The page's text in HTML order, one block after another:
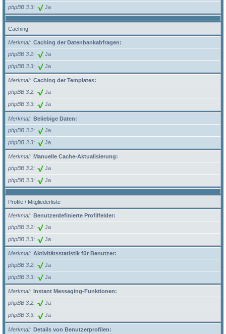
phpBB 3.3 Ja
Caching
Merkmal
Caching der Datenbankabfragen:
phpBB 3.2
Ja
phpBB 3.3 Ja
Merkmal
Caching der Templates:
phpBB 3.2
Ja
phpBB 3.3 Ja
Merkmal
Beliebige Daten:
phpBB 3.2
Ja
phpBB 3.3 Ja
Merkmal
Manuelle Cache-Aktualisierung:
phpBB 3.2
Ja
phpBB 3.3 Ja
Profile / Mitgliederliste
Merkmal
Benutzerdefinierte Profilfelder:
phpBB 3.2
Ja
phpBB 3.3 Ja
Merkmal
Aktivitätsstatistik für Benutzer:
phpBB 3.2
Ja
phpBB 3.3 Ja
Merkmal
Instant Messaging-Funktionen:
phpBB 3.2
Ja
phpBB 3.3 Ja
Merkmal
Details von Benutzerprofilen: